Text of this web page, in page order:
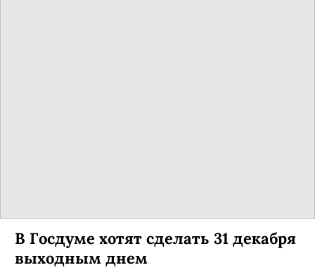
В Госдуме хотят сделать 31 декабря
выходным днем